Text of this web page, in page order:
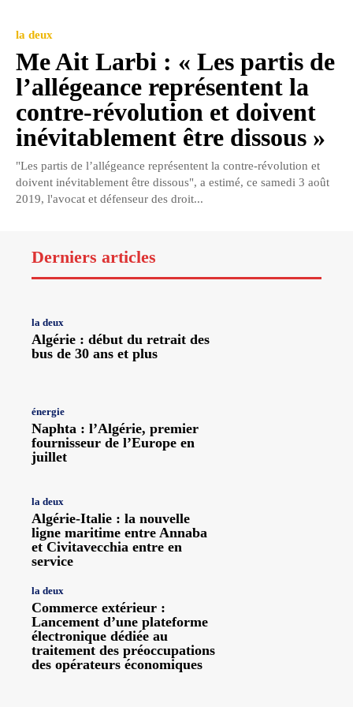
la deux
Me Ait Larbi : « Les partis de
l’allégeance représentent la
contre-révolution et doivent
inévitablement être dissous »
"Les partis de l’allégeance représentent la contre-révolution et
doivent inévitablement être dissous", a estimé, ce samedi 3 août
2019, l'avocat et défenseur des droit...
Derniers articles
la deux
Algérie : début du retrait des
bus de 30 ans et plus
énergie
Naphta : l’Algérie, premier
fournisseur de l’Europe en
juillet
la deux
Algérie-Italie : la nouvelle
ligne maritime entre Annaba
et Civitavecchia entre en
service
la deux
Commerce extérieur :
Lancement d’une plateforme
électronique dédiée au
traitement des préoccupations
des opérateurs économiques